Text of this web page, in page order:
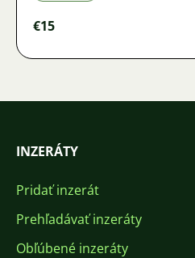
€15
INZERÁTY
Pridať inzerát
Prehľadávať inzeráty
Obľúbené inzeráty